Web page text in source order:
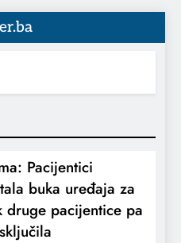
Pacijentici
buka uređaja za
druge pacijentice pa